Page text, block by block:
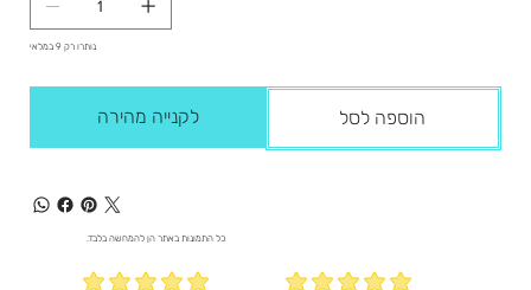
נותרו רק 9 במלאי
הוספה לסל לקנייה מהירה
כל התמונות באתר הן להמחשה בלבד.